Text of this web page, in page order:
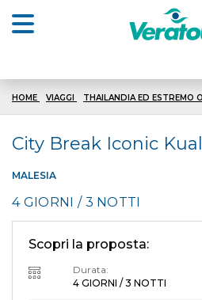
HOME VIAGGI THAILANDIA ED ESTREMO
City Break Iconic
MALESIA
4 GIORNI / 3 NOTTI
Scopri la proposta:
Durata:
4 GIORNI / 3 NOTTI